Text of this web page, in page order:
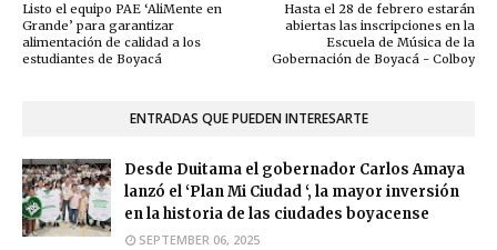
Hasta el 28 de febrero estarán
abiertas las inscripciones en la
Escuela de Música de la
Gobernación de Boyacá - Colboy
Listo el equipo PAE ‘AliMente en
Grande’ para garantizar
alimentación de calidad a los
estudiantes de Boyacá
ENTRADAS QUE PUEDEN INTERESARTE
Desde Duitama el gobernador Carlos Amaya
lanzó el ‘Plan Mi Ciudad ‘, la mayor inversión
en la historia de las ciudades boyacense
SEPTEMBER 06, 2025